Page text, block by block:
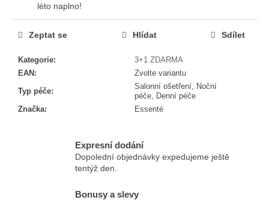
léto naplno!
Kategorie:
3+1 ZDARMA
EAN:
Zvolte variantu
Typ péče:
Salonní ošetření, Noční
péče, Denní péče
Značka: Essenté
Zeptat se Hlídat Sdílet
Expresní dodání
Dopolední objednávky expedujeme ještě
tentýž den.
Bonusy a slevy